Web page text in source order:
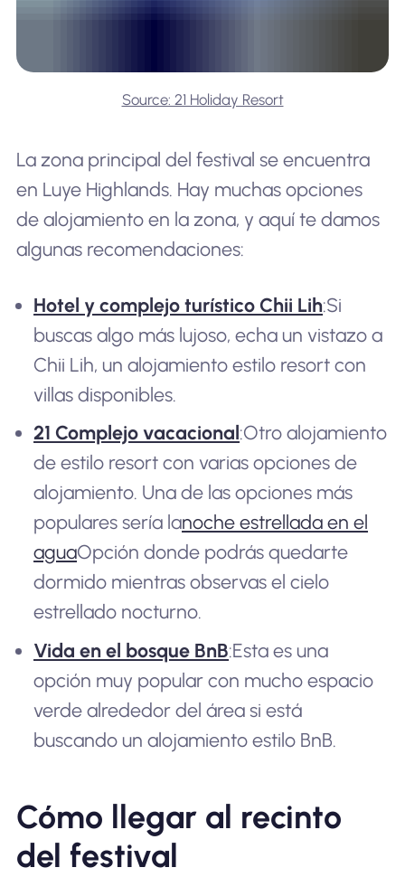
Source: 21 Holiday Resort
La zona principal del festival se encuentra
en Luye Highlands. Hay muchas opciones
de alojamiento en la zona, y aquí te damos
algunas recomendaciones:
Hotel y complejo turístico Chii Lih:Si
buscas algo más lujoso, echa un vistazo a
Chii Lih, un alojamiento estilo resort con
villas disponibles.
21 Complejo vacacional:Otro alojamiento
de estilo resort con varias opciones de
alojamiento. Una de las opciones más
populares sería lanoche estrellada en el
aguaOpción donde podrás quedarte
dormido mientras observas el cielo
estrellado nocturno.
Vida en el bosque BnB:Esta es una
opción muy popular con mucho espacio
verde alrededor del área si está
buscando un alojamiento estilo BnB.
Cómo llegar al recinto
del festival